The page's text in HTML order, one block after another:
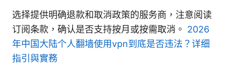
选择提供明确退款和取消政策的服务商，注意阅读
订阅条款，确认是否支持按月或按需取消。 2026
年中国大陆个人翻墙使用vpn到底是否违法？详细
指引與實務